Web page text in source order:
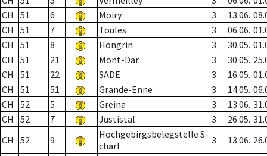
CH
51 6 Moiry 3 13.06.
CH
51 7 Toules 3 06.06.
CH
51 8 Hongrin 3 30.05.
CH
51 21 Mont-Dar 3 30.05.
CH
51 22 SADE 3 16.05.
CH
51 51 Grande-Enne 3 14.05.
CH
52 5 Greina 3 13.06.
CH
52 7 Justistal 3 26.05.
CH
52 9
Hochgebirgsbelegstelle S-
charl
3 13.06.